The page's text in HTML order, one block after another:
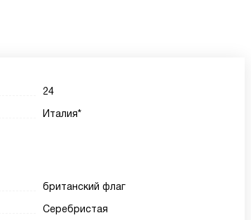
24
Италия*
британский флаг
Серебристая